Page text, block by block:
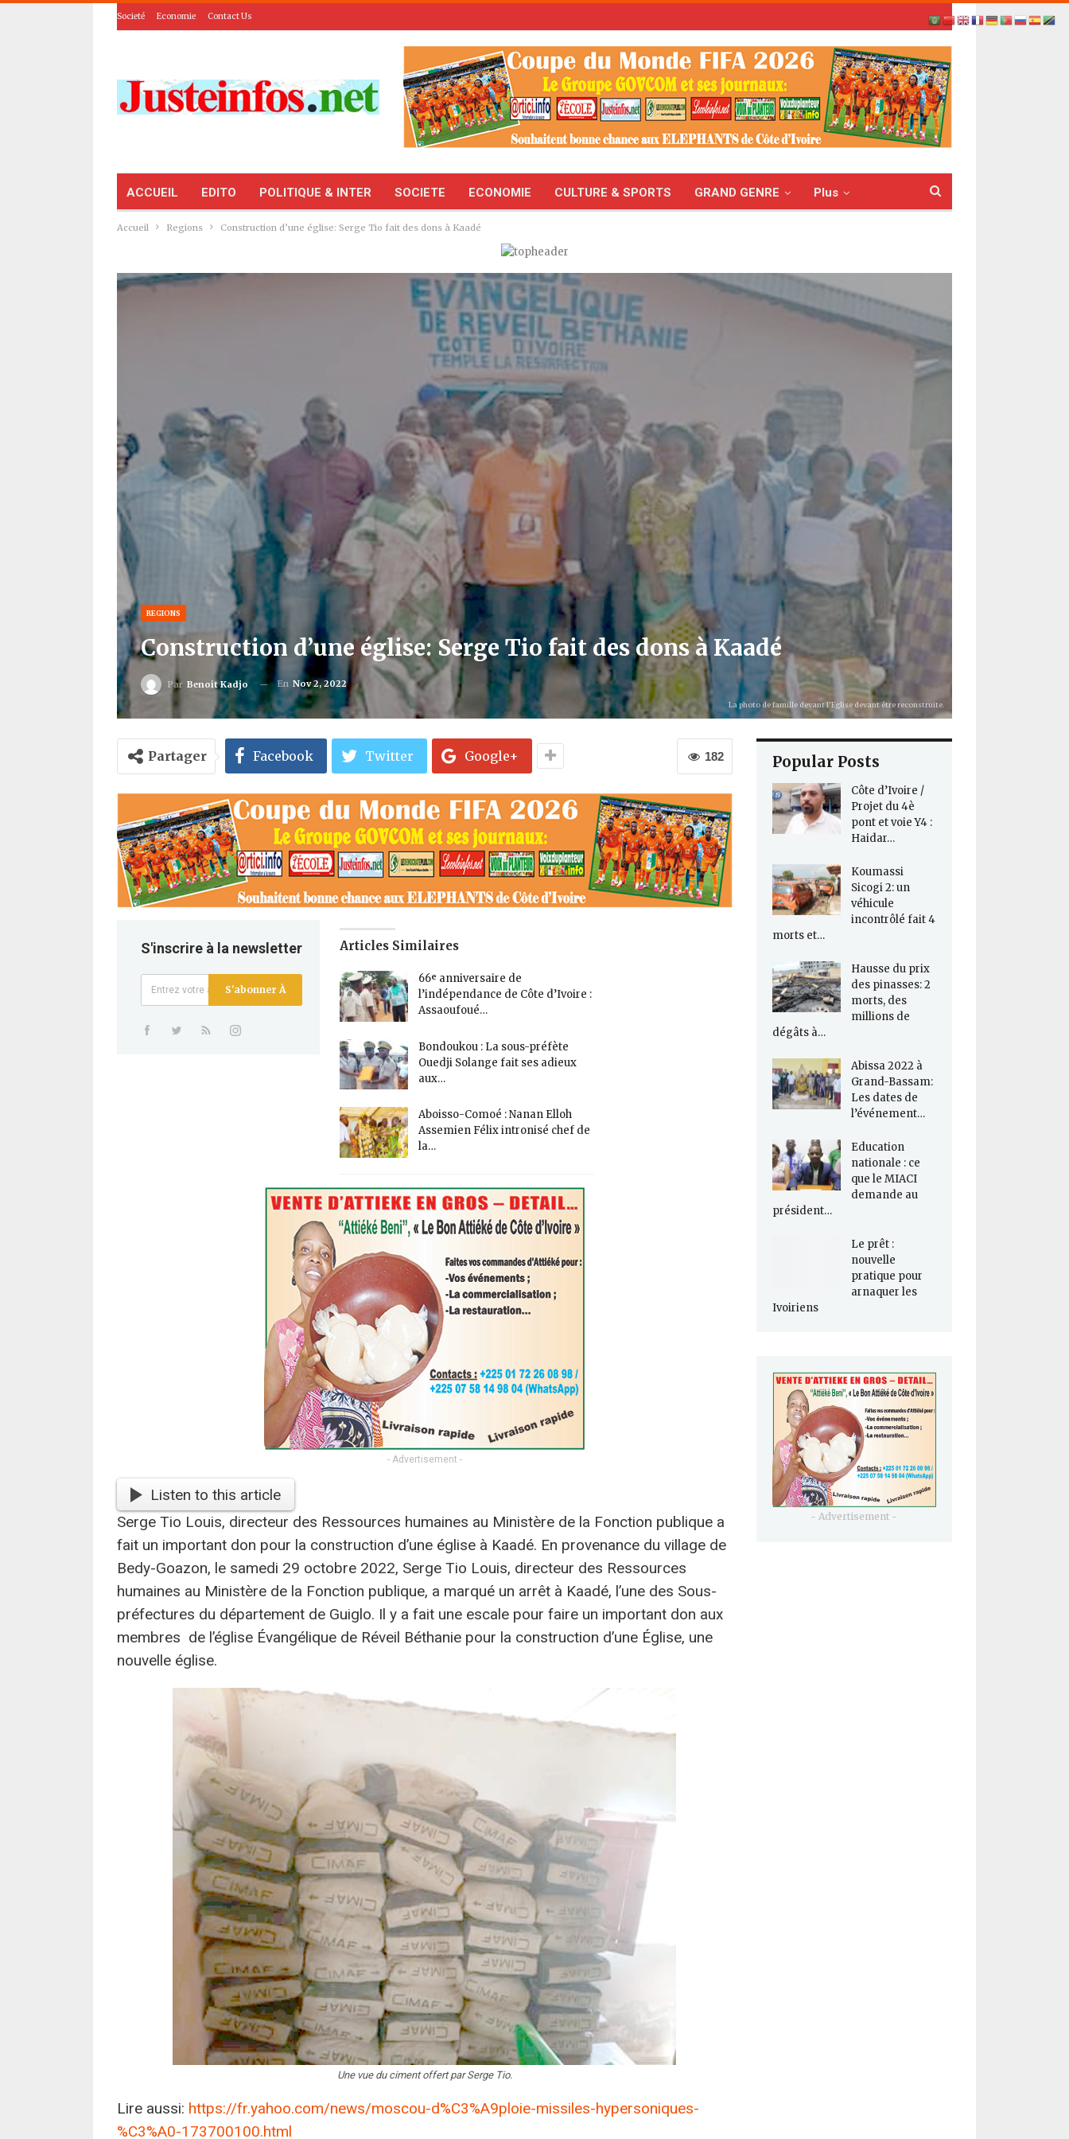
Societé Economie Contact Us
ACCUEIL EDITO POLITIQUE & INTER SOCIETE ECONOMIE CULTURE & SPORTS GRAND GENRE Plus
Accueil Regions Construction d’une église: Serge Tio fait des dons à Kaadé
REGIONS
Construction d’une église: Serge Tio fait des dons à Kaadé
Par Benoit Kadjo En Nov 2, 2022
La photo de famille devant l'Eglise devant être reconstruite.
182
Partager Facebook Twitter Google+
S'inscrire à la newsletter
S'abonner À
Articles Similaires
66ᵉ anniversaire de
l’indépendance de Côte d’Ivoire :
Assaoufoué…
Bondoukou : La sous-préfète
Ouedji Solange fait ses adieux
aux…
Aboisso-Comoé : Nanan Elloh
Assemien Félix intronisé chef de
la…
- Advertisement -
Listen to this article
Serge Tio Louis, directeur des Ressources humaines au Ministère de la Fonction publique a
fait un important don pour la construction d’une église à Kaadé. En provenance du village de
Bedy-Goazon, le samedi 29 octobre 2022, Serge Tio Louis, directeur des Ressources
humaines au Ministère de la Fonction publique, a marqué un arrêt à Kaadé, l’une des Sous-
préfectures du département de Guiglo. Il y a fait une escale pour faire un important don aux
membres de l’église Évangélique de Réveil Béthanie pour la construction d’une Église, une
nouvelle église.
Une vue du ciment offert par Serge Tio.
Lire aussi: https://fr.yahoo.com/news/moscou-d%C3%A9ploie-missiles-hypersoniques-
%C3%A0-173700100.html
Popular Posts
Côte d’Ivoire /
Projet du 4è
pont et voie Y4 :
Haidar…
Koumassi
Sicogi 2: un
véhicule
incontrôlé fait 4
morts et…
Hausse du prix
des pinasses: 2
morts, des
millions de
dégâts à…
Abissa 2022 à
Grand-Bassam:
Les dates de
l’événement…
Education
nationale : ce
que le MIACI
demande au
président…
Le prêt :
nouvelle
pratique pour
arnaquer les
Ivoiriens
- Advertisement -